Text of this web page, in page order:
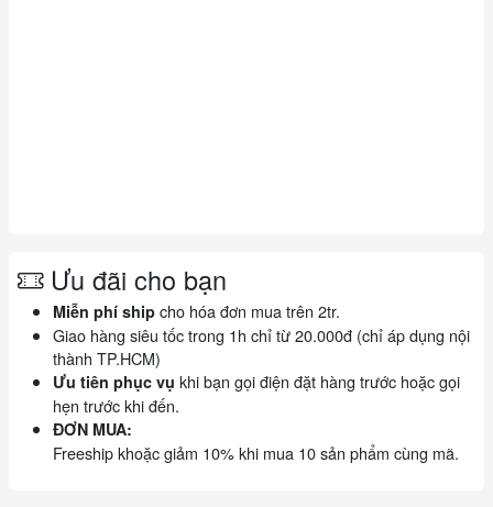
Ưu đãi cho bạn
Miễn phí ship cho hóa đơn mua trên 2tr.
Giao hàng siêu tốc trong 1h chỉ từ 20.000đ (chỉ áp dụng nội
thành TP.HCM)
Ưu tiên phục vụ khi bạn gọi điện đặt hàng trước hoặc gọi
hẹn trước khi đến.
ĐƠN MUA:
Freeship khoặc giảm 10% khi mua 10 sản phẩm cùng mã.